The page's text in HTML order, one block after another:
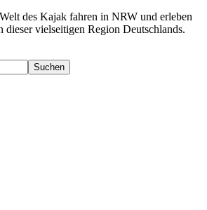
des Kajak fahren in NRW und erleben
dieser vielseitigen Region Deutschlands.
Suchen